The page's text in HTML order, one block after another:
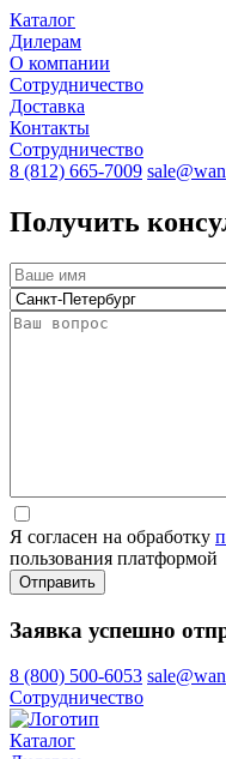
Каталог
Дилерам
О компании
Сотрудничество
Доставка
Контакты
Сотрудничество
8 (812) 665-7009
Получить
Я согласен на обработку
пользования платформой
Отправить
Заявка успешно
8 (800) 500-6053
Сотрудничество
Каталог